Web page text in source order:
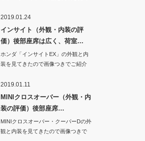
2019.01.24
インサイト（外観・内装の評
価）後部座席は広く、荷室…
ホンダ「インサイトEX」の外観と内
装を見てきたので画像つきでご紹介
2019.01.11
MINIクロスオーバー（外観・内
装の評価）後部座席…
MINIクロスオーバー・クーパーDの外
観と内装を見てきたので画像つきで